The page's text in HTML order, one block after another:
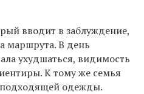
вводит в заблуждение,
маршрута. В день
ухудшаться, видимость
К тому же семья
одежды.